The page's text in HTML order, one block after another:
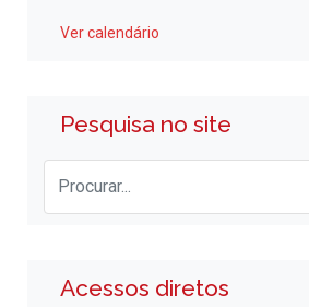
Ver calendário
Pesquisa no site
Acessos diretos